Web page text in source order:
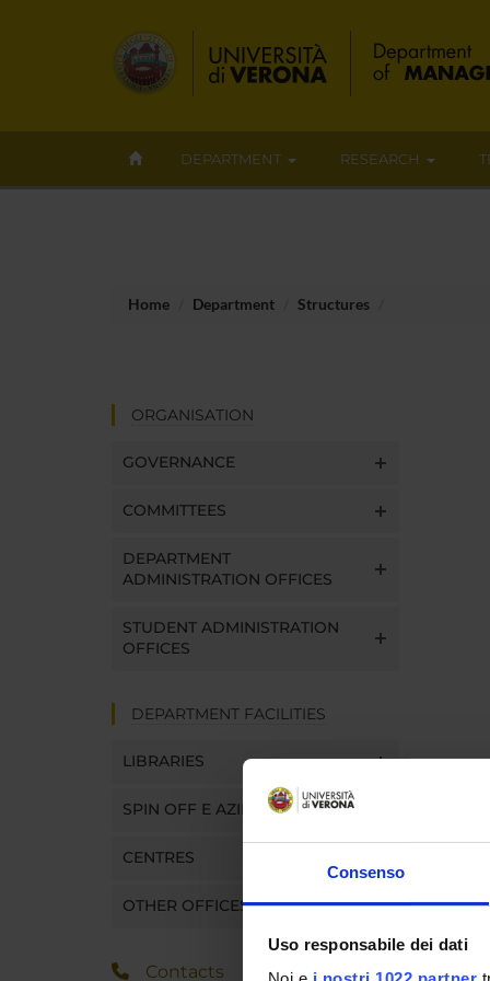
Consenso
Uso responsabile dei dati
DEPARTMENT RESEARCH
Home Department Structures
ORGANISATION
GOVERNANCE
COMMITTEES
DEPARTMENT
ADMINISTRATION OFFICES
STUDENT ADMINISTRATION
OFFICES
DEPARTMENT FACILITIES
LIBRARIES
SPIN OFF E AZIENDE
CENTRES
OTHER OFFICES
Contacts